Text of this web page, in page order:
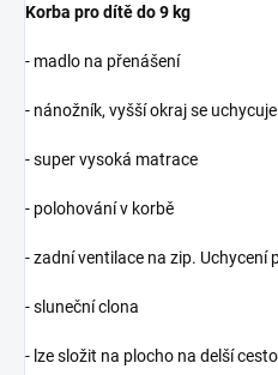
Korba pro dítě do 9 kg
- madlo na přenášení
- nánožník, vyšší okraj se
- super vysoká matrace
- polohování v korbě
- zadní ventilace na zip. Uchycení
- sluneční clona
- lze složit na plocho na delší